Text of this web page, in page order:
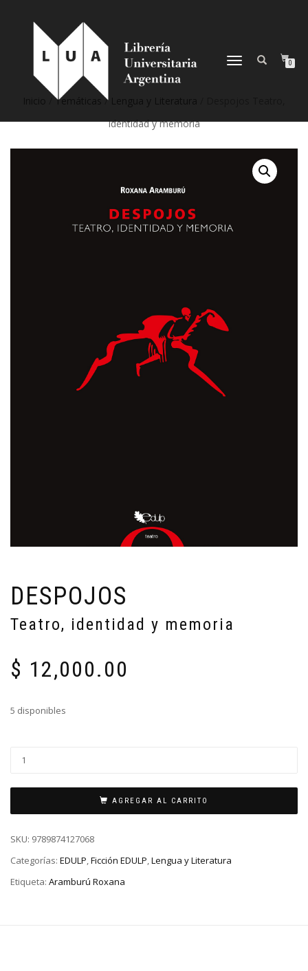
NAVEGACIÓN
0
/Temáticas /
identidad y memoria
DESPOJOS
Teatro, identidad y memoria
$ 12,000.00
5 disponibles
AGREGAR AL CARRITO
SKU: 9789874127068
Categorías: EDULP,Ficción EDULP,Lengua y Literatura
Etiqueta: Aramburú Roxana